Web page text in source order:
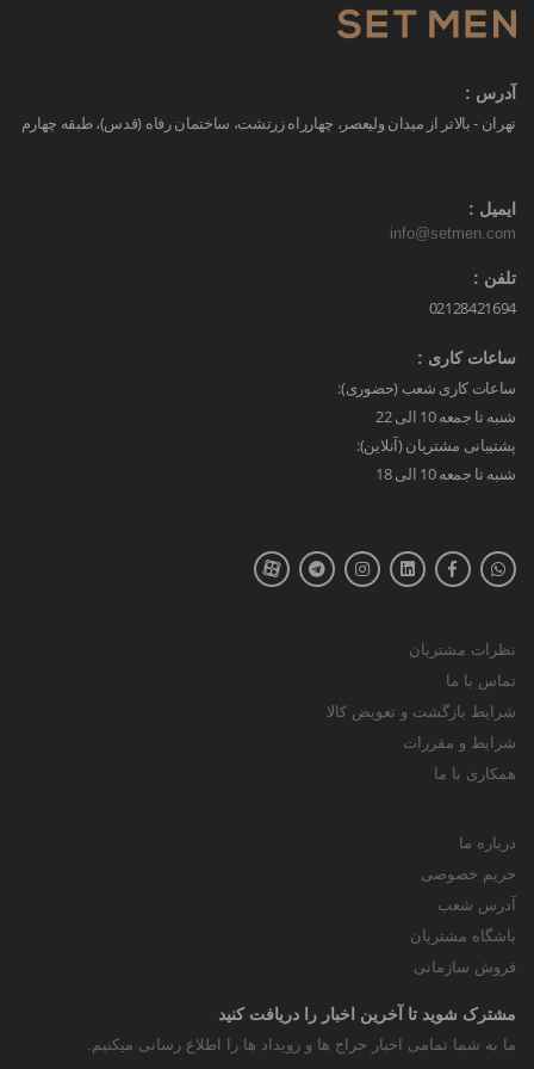
آدرس :
تهران - بالاتر از میدان ولیعصر، چهارراه زرتشت، ساختمان رفاه (قدس)، طبقه چهارم
ایمیل :
info@setmen.com
تلفن :
02128421694
ساعات کاری :
ساعات کاری شعب (حضوری):
شنبه تا جمعه 10 الی 22
پشتیبانی مشتریان (آنلاین):
شنبه تا جمعه 10 الی 18
نظرات مشتریان
تماس با ما
شرایط بازگشت و تعویض کالا
شرایط و مقررات
همکاری با ما
درباره ما
حریم خصوصی
آدرس شعب
باشگاه مشتریان
فروش سازمانی
مشترک شوید تا آخرین اخبار را دریافت کنید
ما به شما تمامی اخبار حراج ها و رویداد ها را اطلاع رسانی میکنیم.